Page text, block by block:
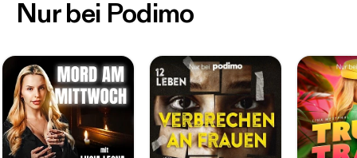
Nur bei Podimo